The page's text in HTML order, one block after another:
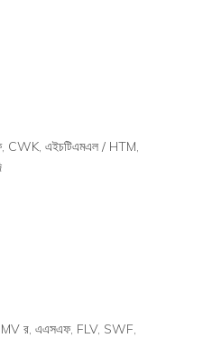
এইচটিএমএল / HTM,
র, এএসএফ, FLV, SWF,